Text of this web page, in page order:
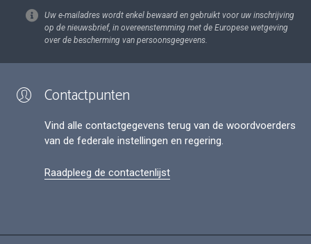
Uw e-mailadres wordt enkel bewaard en gebruikt voor uw inschrijving
op de nieuwsbrief, in overeenstemming met de Europese wetgeving
over de bescherming van persoonsgegevens.
Contactpunten
Vind alle contactgegevens terug van de woordvoerders
van de federale instellingen en regering.
Raadpleeg de contactenlijst